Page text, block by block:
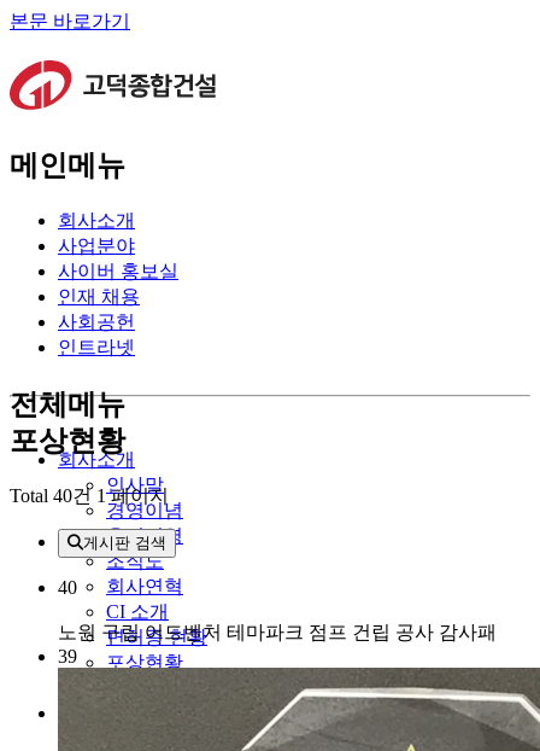
본문 바로가기
메인메뉴
회사소개
사업분야
사이버 홍보실
인재 채용
사회공헌
인트라넷
전체메뉴
회사소개
인사말
경영이념
윤리경영
조직도
회사연혁
CI 소개
면허증 현황
포상현황
포상현황
Total 40건1 페이지
게시판 검색
40
노원 구립 어드벤처 테마파크 점프 건립 공사 감사패
39